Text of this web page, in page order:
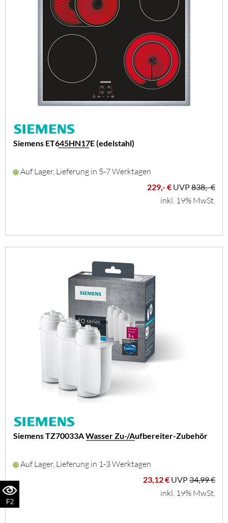
F2
Siemens ET645HN17E (edelstahl)
Auf Lager, Lieferung in 5-7 Werktagen
229,- € UVP838,- €
inkl. 19% MwSt.
Siemens TZ70033A Wasser Zu-/Aufbereiter-Zubehör
Auf Lager, Lieferung in 1-3 Werktagen
23,12 € UVP34,99 €
inkl. 19% MwSt.